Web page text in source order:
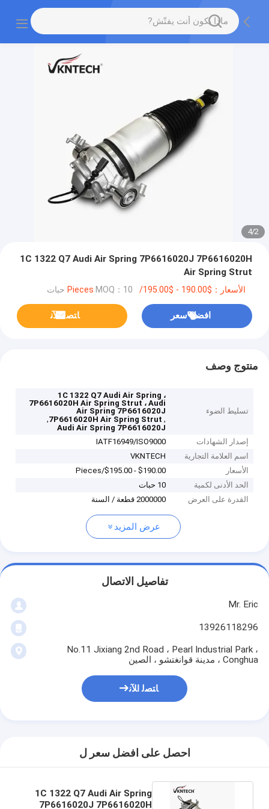
2
/
4
1C 1322 Q7 Audi Air Spring 7P6616020J 7P6616020H
Air Spring Strut
الأسعار：$190.00 - $195.00/Pieces MOQ：10 حبات
افضل سعر ﺎﺘﺼﻟ ﺍﻶﻧ
منتوج وصف
تسليط الضوء
1C 1322 Q7 Audi Air Spring ،
7P6616020H Air Spring Strut ، Audi
Air Spring 7P6616020J
,
7P6616020H Air Spring Strut
,
Audi Air Spring 7P6616020J
إصدار الشهادات
IATF16949/ISO9000
اسم العلامة التجارية
VKNTECH
الأسعار
$190.00 - $195.00/Pieces
الحد الأدنى لكمية
10 حبات
القدرة على العرض
2000000 قطعة / السنة
عرض المزيد
تفاصيل الاتصال
Mr. Eric
13926118296
No.11 Jixiang 2nd Road ، Pearl Industrial Park ،
Conghua ، مدينة قوانغتشو ، الصين
ﺎﺘﺼﻟ ﺍﻶﻧ
احصل على افضل سعر ل
1C 1322 Q7 Audi Air Spring
7P6616020J 7P6616020H